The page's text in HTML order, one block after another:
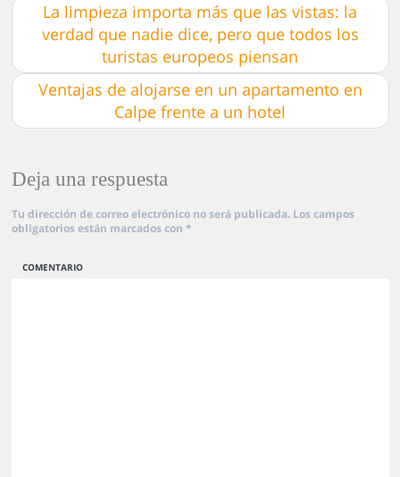
La limpieza importa más que las vistas: la
verdad que nadie dice, pero que todos los
turistas europeos piensan
Ventajas de alojarse en un apartamento en
Calpe frente a un hotel
Deja una respuesta
Tu dirección de correo electrónico no será publicada.Los campos
obligatorios están marcados con *
COMENTARIO